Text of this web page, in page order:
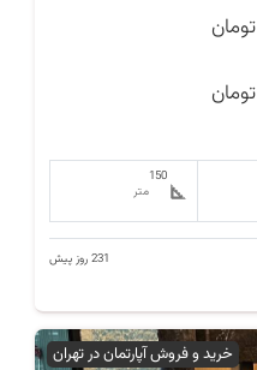
تومان
تومان
150
متر
231 روز پیش
خرید و فروش آپارتمان در تهران